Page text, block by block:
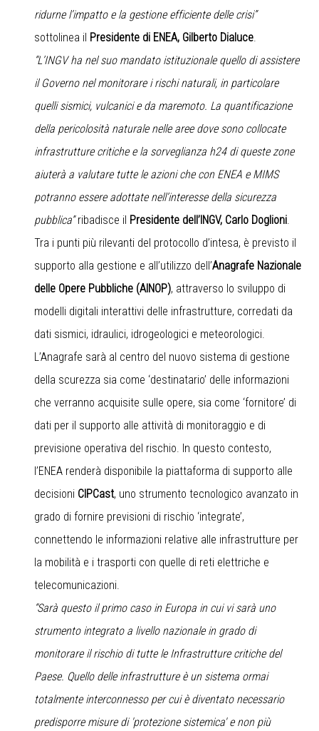
ridurne l’impatto e la gestione efficiente delle crisi”
sottolinea il Presidente di ENEA, Gilberto Dialuce.
“L’INGV ha nel suo mandato istituzionale quello di assistere
il Governo nel monitorare i rischi naturali, in particolare
quelli sismici, vulcanici e da maremoto. La quantificazione
della pericolosità naturale nelle aree dove sono collocate
infrastrutture critiche e la sorveglianza h24 di queste zone
aiuterà a valutare tutte le azioni che con ENEA e MIMS
potranno essere adottate nell’interesse della sicurezza
pubblica”ribadisce il Presidente dell’INGV, Carlo Doglioni.
Tra i punti più rilevanti del protocollo d’intesa, è previsto il
supporto alla gestione e all’utilizzo dell’Anagrafe Nazionale
delle Opere Pubbliche (AINOP), attraverso lo sviluppo di
modelli digitali interattivi delle infrastrutture, corredati da
dati sismici, idraulici, idrogeologici e meteorologici.
L’Anagrafe sarà al centro del nuovo sistema di gestione
della scurezza sia come ‘destinatario’ delle informazioni
che verranno acquisite sulle opere, sia come ‘fornitore’ di
dati per il supporto alle attività di monitoraggio e di
previsione operativa del rischio. In questo contesto,
l’ENEA renderà disponibile la piattaforma di supporto alle
decisioni CIPCast, uno strumento tecnologico avanzato in
grado di fornire previsioni di rischio ‘integrate’,
connettendo le informazioni relative alle infrastrutture per
la mobilità e i trasporti con quelle di reti elettriche e
telecomunicazioni.
“Sarà questo il primo caso in Europa in cui vi sarà uno
strumento integrato a livello nazionale in grado di
monitorare il rischio di tutte le Infrastrutture critiche del
Paese. Quello delle infrastrutture è un sistema ormai
totalmente interconnesso per cui è diventato necessario
predisporre misure di 'protezione sistemica' e non più